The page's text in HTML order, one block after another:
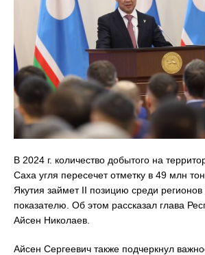
В 2024 г. количество добытого на
Саха угля пересечет отметку в 49 млн
Якутия займет II позицию среди
показателю. Об этом рассказал глава
Айсен Николаев.
Айсен Сергеевич также подчеркнул